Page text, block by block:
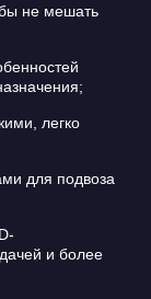
не мешать
легко
для подвоза
и более